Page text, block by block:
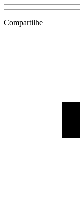
Compartilhe